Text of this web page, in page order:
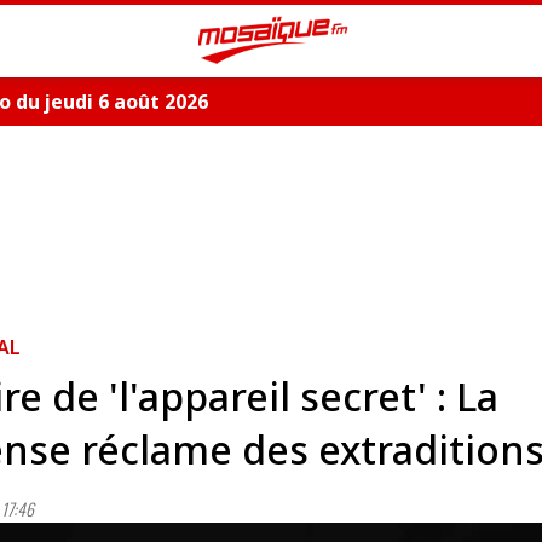
du jeudi 6 août 2026
de 'l'appareil secret' : La
réclame des extraditions